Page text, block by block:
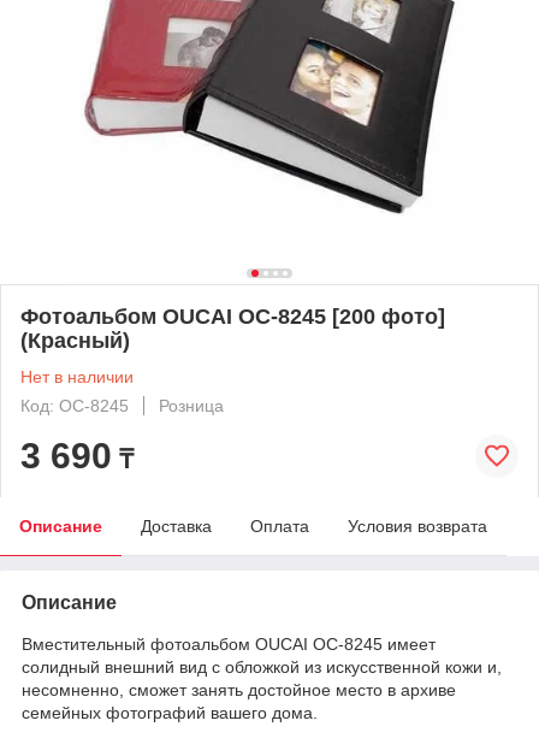
Фотоальбом OUCAI OC-8245 [200 фото]
(Красный)
Нет в наличии
Код: OC-8245
Розница
3 690 ₸
Описание Доставка Оплата Условия возврата
Описание
Вместительный фотоальбом OUCAI OC-8245 имеет
солидный внешний вид с обложкой из искусственной кожи и,
несомненно, сможет занять достойное место в архиве
семейных фотографий вашего дома.